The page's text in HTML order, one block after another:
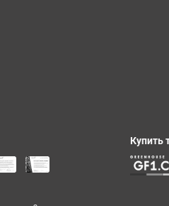
Купить